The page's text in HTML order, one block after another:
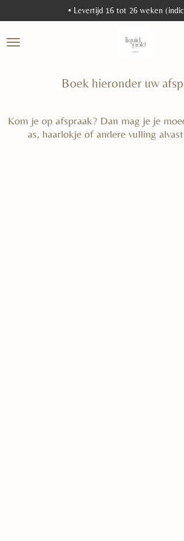
direct
naar
de
• Levertijd 16 tot 26 weken
Boek hieronder uw
Kom je op afspraak? Dan mag je je
as, haarlokje of andere vulling